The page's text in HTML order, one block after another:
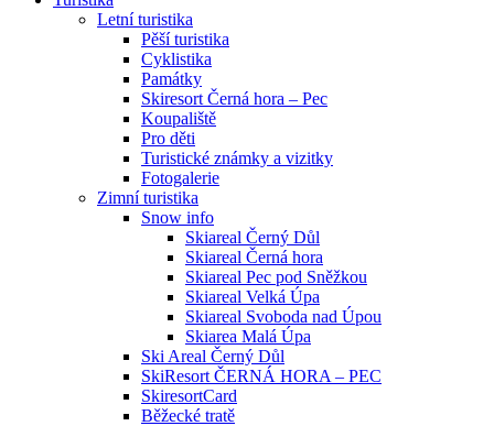
Letní turistika
Pěší turistika
Cyklistika
Památky
Skiresort Černá hora – Pec
Koupaliště
Pro děti
Turistické známky a vizitky
Fotogalerie
Zimní turistika
Snow info
Skiareal Černý Důl
Skiareal Černá hora
Skiareal Pec pod Sněžkou
Skiareal Velká Úpa
Skiareal Svoboda nad Úpou
Skiarea Malá Úpa
Ski Areal Černý Důl
SkiResort ČERNÁ HORA – PEC
SkiresortCard
Běžecké tratě